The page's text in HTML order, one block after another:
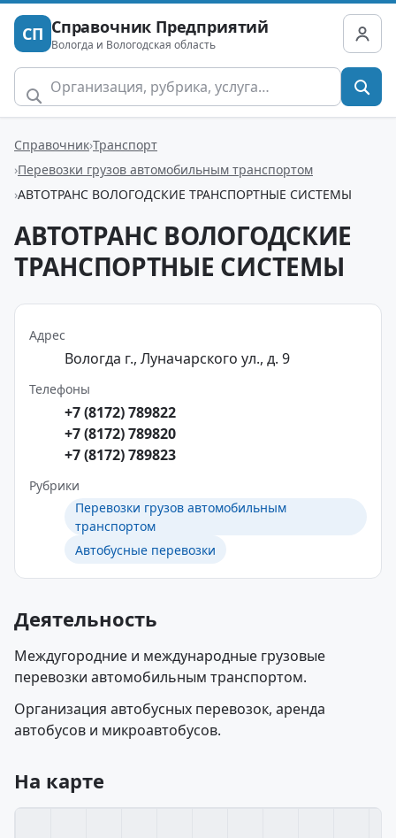
СП Справочник Предприятий
Вологда и Вологодская область
Справочник Транспорт
Перевозки грузов автомобильным транспортом
АВТОТРАНС ВОЛОГОДСКИЕ ТРАНСПОРТНЫЕ СИСТЕМЫ
АВТОТРАНС ВОЛОГОДСКИЕ
ТРАНСПОРТНЫЕ СИСТЕМЫ
Адрес
Вологда г., Луначарского ул., д. 9
Телефоны
+7 (8172) 789822
+7 (8172) 789820
+7 (8172) 789823
Рубрики
Перевозки грузов автомобильным
транспортом
Автобусные перевозки
Деятельность
Междугородние и международные грузовые
перевозки автомобильным транспортом.
Организация автобусных перевозок, аренда
автобусов и микроавтобусов.
На карте